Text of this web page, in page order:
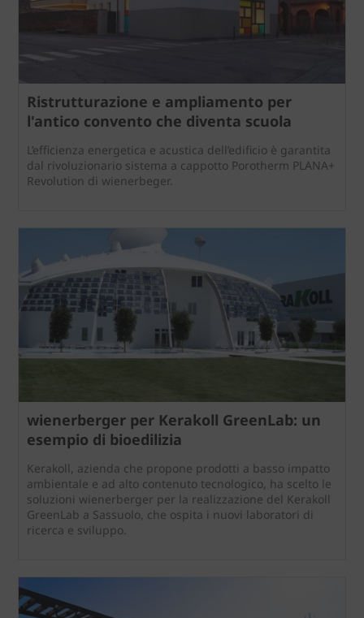
Ristrutturazione e ampliamento per
l'antico convento che diventa scuola
L’efficienza energetica e acustica dell’edificio è garantita
dal rivoluzionario sistema a cappotto Porotherm PLANA+
Revolution di wienerbeger.
wienerberger per Kerakoll GreenLab: un
esempio di bioedilizia
Kerakoll, azienda che propone prodotti a basso impatto
ambientale e ad alto contenuto tecnologico, ha scelto le
soluzioni wienerberger per la realizzazione del Kerakoll
GreenLab a Sassuolo, che ospita i nuovi laboratori di
ricerca e sviluppo.